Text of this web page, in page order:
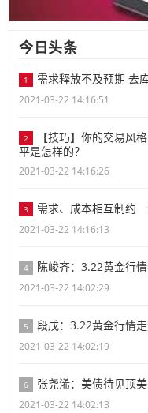
今日头条
1 需求释放不及预期 去
2021-03-22 14:16:51
2
【技巧】你的交易风
平是怎样的？
2021-03-22 14:16:26
3 需求、成本相互制约
2021-03-22 14:16:13
4 陈峻齐：3.22黄金行
2021-03-22 14:02:29
5 段戊：3.22黄金行情
2021-03-22 14:02:19
6 张尧浠：美债待见顶
2021-03-22 14:02:13